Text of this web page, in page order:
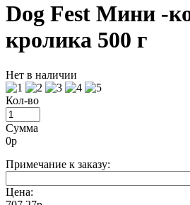
Dog Fest Мини -
кролика 500 г
Нет в наличии
Кол-во
Сумма
0р
Примечание к заказу:
Цена: